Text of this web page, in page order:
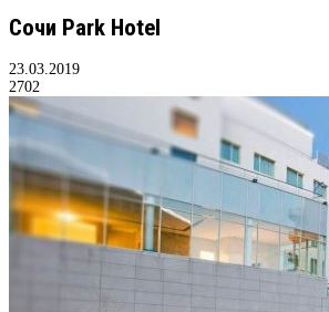
Сочи Park Hotel
23.03.2019
2702